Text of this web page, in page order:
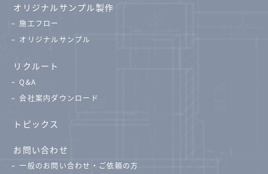
オリジナルサンプル製作
施工フロー
オリジナルサンプル
リクルート
Q&A
会社案内ダウンロード
トピックス
お問い合わせ
一般のお問い合わせ・ご依頼の方